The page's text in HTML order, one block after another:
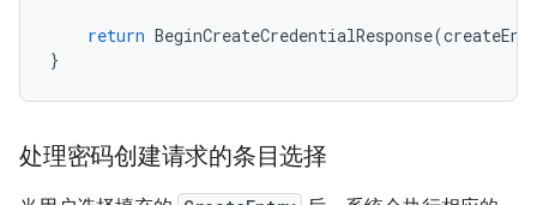
return BeginCreateCredentialResponse(
}
处理密码创建请求的条目选择